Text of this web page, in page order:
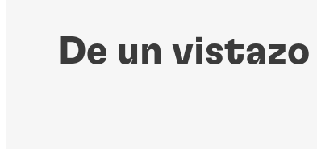
De un vistazo